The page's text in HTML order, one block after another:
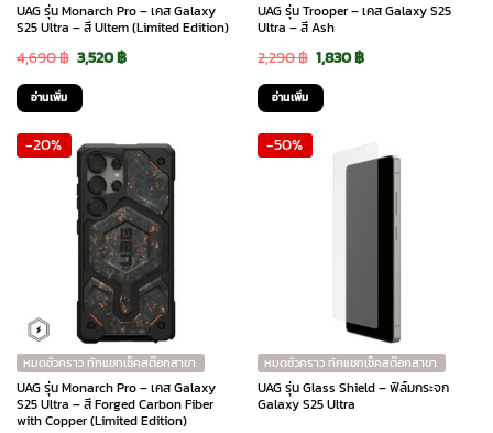
UAG รุ่น Monarch Pro – เคส Galaxy
S25 Ultra – สี Ultem (Limited Edition)
4,690฿ Original
price
was:
4,690 ฿.
3,520฿Current
3,520 ฿.
อ่านเพิ่ม
UAG รุ่น Trooper – เคส Galaxy S25
Ultra – สี Ash
2,290฿ Original
price
was:
1,830฿Current
อ่านเพิ่ม
-20%
หมดชั่วคราว ทักแชทเช็คสต๊อกสาขา
UAG รุ่น Monarch Pro – เคส Galaxy
S25 Ultra – สี Forged Carbon Fiber
with Copper (Limited Edition)
-50%
หมดชั่วคราว ทักแชทเช็คสต๊อกสาขา
UAG รุ่น Glass Shield – ฟิล์มกระจก
Galaxy S25 Ultra